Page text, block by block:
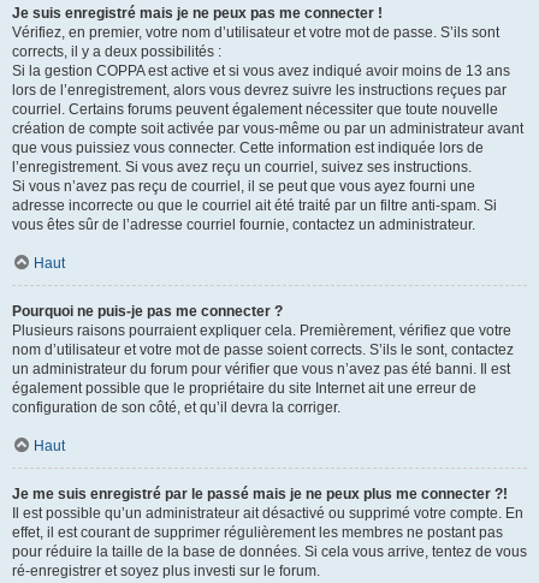
Je suis enregistré mais je ne peux pas me connecter !
Vérifiez, en premier, votre nom d’utilisateur et votre mot de passe. S’ils sont
corrects, il y a deux possibilités :
Si la gestion COPPA est active et si vous avez indiqué avoir moins de 13 ans
lors de l’enregistrement, alors vous devrez suivre les instructions reçues par
courriel. Certains forums peuvent également nécessiter que toute nouvelle
création de compte soit activée par vous-même ou par un administrateur avant
que vous puissiez vous connecter. Cette information est indiquée lors de
l’enregistrement. Si vous avez reçu un courriel, suivez ses instructions.
Si vous n’avez pas reçu de courriel, il se peut que vous ayez fourni une
adresse incorrecte ou que le courriel ait été traité par un filtre anti-spam. Si
vous êtes sûr de l’adresse courriel fournie, contactez un administrateur.
Haut
Pourquoi ne puis-je pas me connecter ?
Plusieurs raisons pourraient expliquer cela. Premièrement, vérifiez que votre
nom d’utilisateur et votre mot de passe soient corrects. S’ils le sont, contactez
un administrateur du forum pour vérifier que vous n’avez pas été banni. Il est
également possible que le propriétaire du site Internet ait une erreur de
configuration de son côté, et qu’il devra la corriger.
Haut
Je me suis enregistré par le passé mais je ne peux plus me connecter ?!
Il est possible qu’un administrateur ait désactivé ou supprimé votre compte. En
effet, il est courant de supprimer régulièrement les membres ne postant pas
pour réduire la taille de la base de données. Si cela vous arrive, tentez de vous
ré-enregistrer et soyez plus investi sur le forum.